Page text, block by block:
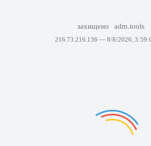
захищено adm.tools
216.73.216.136 — 8/8/2026,